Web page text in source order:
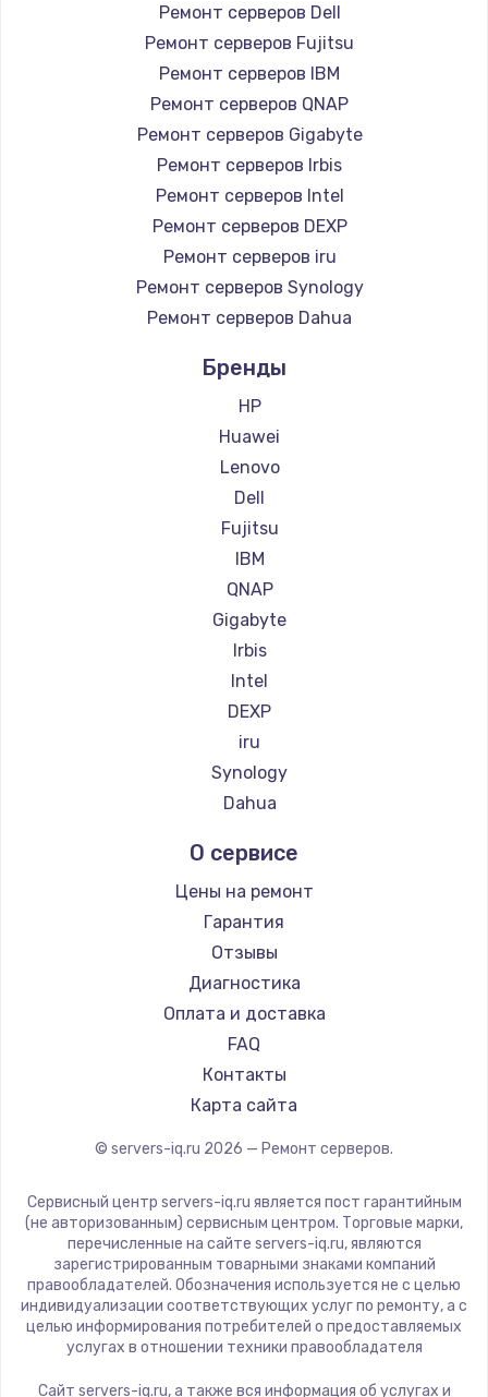
Ремонт петель крышки
Заказать
Настройка Wi-Fi
1030 руб.
Заказать
Замена шим-контроллера
3900 руб.
Замена HDMI
600 руб.
Заказать
Ремонт серверов Dell
Ремонт серверов Fujitsu
Ремонт серверов IBM
Ремонт серверов QNAP
Ремонт серверов Gigabyte
Ремонт серверов Irbis
Ремонт серверов Intel
Ремонт серверов DEXP
Ремонт серверов iru
Ремонт серверов Synology
Ремонт серверов Dahua
Бренды
HP
Huawei
Lenovo
Dell
Fujitsu
IBM
QNAP
Gigabyte
Irbis
Intel
DEXP
iru
Synology
Dahua
О сервисе
Цены на ремонт
Гарантия
Отзывы
Диагностика
Оплата и доставка
FAQ
Контакты
Карта сайта
© servers-iq.ru 2026 — Ремонт серверов.
Сервисный центр servers-iq.ru является пост гарантийным
(не авторизованным) сервисным центром. Торговые марки,
перечисленные на сайте servers-iq.ru, являются
зарегистрированным товарными знаками компаний
правообладателей. Обозначения используется не с целью
индивидуализации соответствующих услуг по ремонту, а с
целью информирования потребителей о предоставляемых
услугах в отношении техники правообладателя
Сайт servers-iq.ru, а также вся информация об услугах и